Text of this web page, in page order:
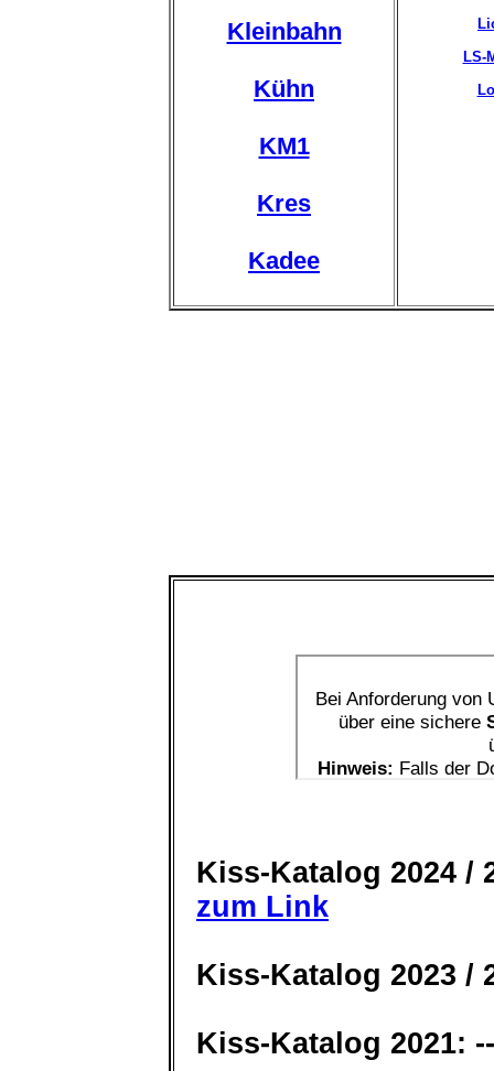
Kleinbahn
Kühn
KM1
Kres
Kadee
LS-
Kiss-Katalog 2024
zum Link
Kiss-Katalog 2023
Kiss-Katalog